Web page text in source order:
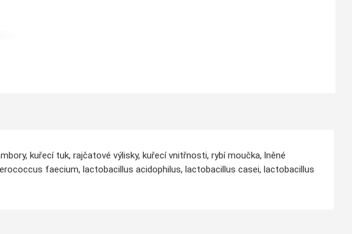
kuřecí tuk, rajčatové výlisky, kuřecí vnitřnosti, rybí moučka, lněné
faecium, lactobacillus acidophilus, lactobacillus casei, lactobacillus